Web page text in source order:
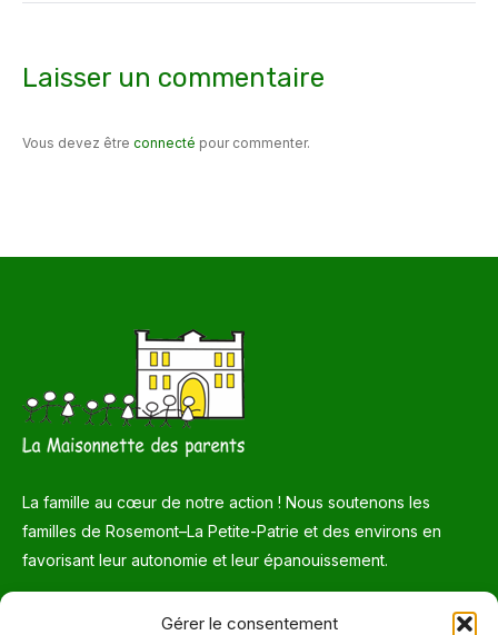
Gérer le consentement
Laisser un commentaire
Vous devez être connecté pour commenter.
La famille au cœur de notre action ! Nous soutenons les
familles de Rosemont–La Petite-Patrie et des environs en
favorisant leur autonomie et leur épanouissement.